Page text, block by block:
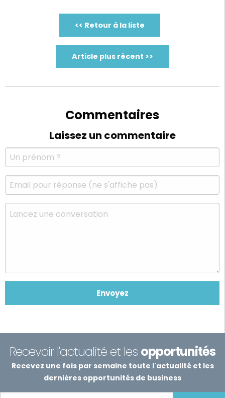
<< Retour à la liste
Article plus récent >>
Commentaires
Laissez un commentaire
Recevoir l'actualité et les opportunités
Recevez une fois par semaine toute l'actualité et les
dernières opportunités de business